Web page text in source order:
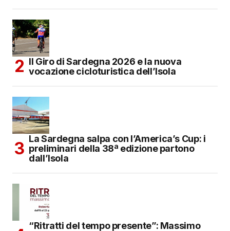
Il Giro di Sardegna 2026 e la nuova
vocazione cicloturistica dell’Isola
La Sardegna salpa con l’America’s Cup: i
preliminari della 38ª edizione partono
dall’Isola
“Ritratti del tempo presente”: Massimo